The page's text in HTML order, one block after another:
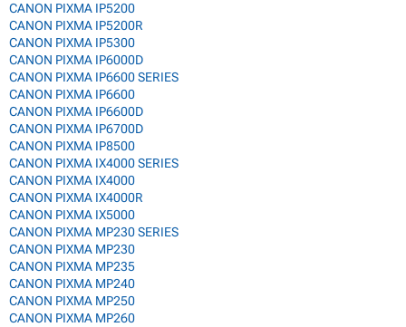
CANON PIXMA IP5200
CANON PIXMA IP5200R
CANON PIXMA IP5300
CANON PIXMA IP6000D
CANON PIXMA IP6600 SERIES
CANON PIXMA IP6600
CANON PIXMA IP6600D
CANON PIXMA IP6700D
CANON PIXMA IP8500
CANON PIXMA IX4000 SERIES
CANON PIXMA IX4000
CANON PIXMA IX4000R
CANON PIXMA IX5000
CANON PIXMA MP230 SERIES
CANON PIXMA MP230
CANON PIXMA MP235
CANON PIXMA MP240
CANON PIXMA MP250
CANON PIXMA MP260